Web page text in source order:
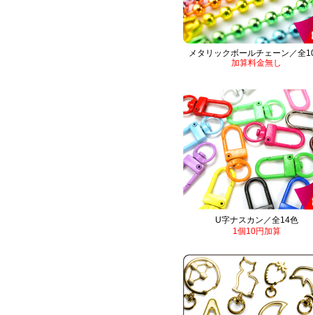
メタリックボールチェーン／全
加算料金無し
U字ナスカン／全14色
1個10円加算